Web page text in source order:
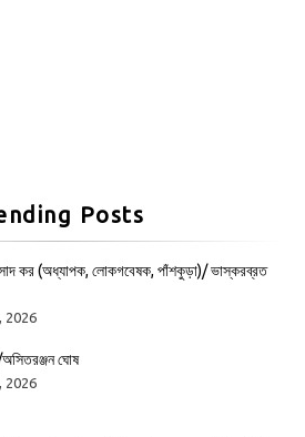
Posts
কর (অধ্যাপক, লোকগবেষক, পাঁশকুড়া)/ ভাস্করব্রত
2026
ঘোষ
2026